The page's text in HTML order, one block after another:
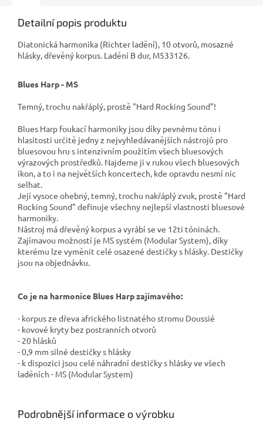
Detailní popis produktu
Diatonická harmonika (Richter ladění), 10 otvorů, mosazné
hlásky, dřevěný korpus. Ladění B dur, M533126.
Blues Harp - MS
Temný, trochu nakřáplý, prostě "Hard Rocking Sound"!
Blues Harp foukací harmoniky jsou díky pevnému tónu i
hlasitosti určitě jedny z nejvyhledávanějších nástrojů pro
bluesovou hru s intenzivním použitím všech bluesových
výrazových prostředků. Najdeme ji v rukou všech bluesových
ikon, a to i na největších koncertech, kde opravdu nesmí nic
selhat.
Její vysoce ohebný, temný, trochu nakřáplý zvuk, prostě "Hard
Rocking Sound" definuje všechny nejlepší vlastnosti bluesové
harmoniky.
Nástroj má dřevěný korpus a vyrábí se ve 12ti tóninách.
Zajímavou možností je MS systém (Modular System), díky
kterému lze vyměnit celé osazené destičky s hlásky. Destičky
jsou na objednávku.
Co je na harmonice Blues Harp zajímavého:
- korpus ze dřeva afrického listnatého stromu Doussié
- kovové kryty bez postranních otvorů
- 20 hlásků
- 0,9 mm silné destičky s hlásky
- k dispozici jsou celé náhradní destičky s hlásky ve všech
laděních - MS (Modular System)
Podrobnější informace o výrobku